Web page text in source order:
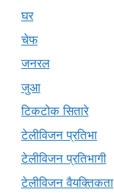
घर
चेफ
जनरल
जुआ
टिकटोक सितारे
टेलीविजन प्रतिभा
टेलीविजन प्रतिभागी
टेलीविजन वैयक्तिकता